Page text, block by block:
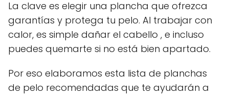
La clave es elegir una plancha que ofrezca
garantías y protega tu pelo. Al trabajar con
calor, es simple dañar el cabello , e incluso
puedes quemarte si no está bien apartado.
Por eso elaboramos esta lista de planchas
de pelo recomendadas que te ayudarán a